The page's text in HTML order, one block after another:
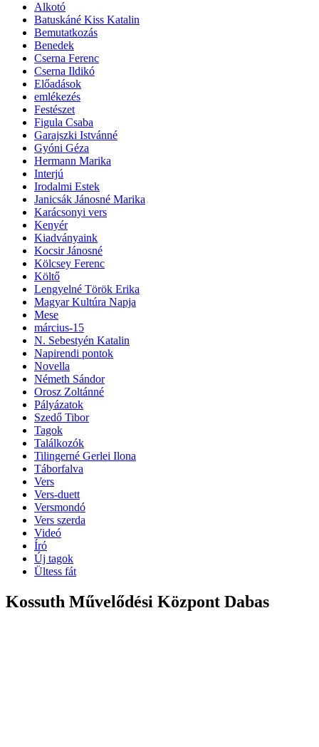
Alkotó
Batuskáné Kiss Katalin
Bemutatkozás
Benedek
Cserna Ferenc
Cserna Ildikó
Előadások
emlékezés
Festészet
Figula Csaba
Garajszki Istvánné
Gyóni Géza
Hermann Marika
Interjú
Irodalmi Estek
Janicsák Jánosné Marika
Karácsonyi vers
Kenyér
Kiadványaink
Kocsir Jánosné
Kölcsey Ferenc
Költő
Lengyelné Török Erika
Magyar Kultúra Napja
Mese
március-15
N. Sebestyén Katalin
Napirendi pontok
Novella
Németh Sándor
Orosz Zoltánné
Pályázatok
Szedő Tibor
Tagok
Találkozók
Tilingerné Gerlei Ilona
Táborfalva
Vers
Vers-duett
Versmondó
Vers szerda
Videó
Író
Új tagok
Ültess fát
Kossuth Művelődési Központ Dabas